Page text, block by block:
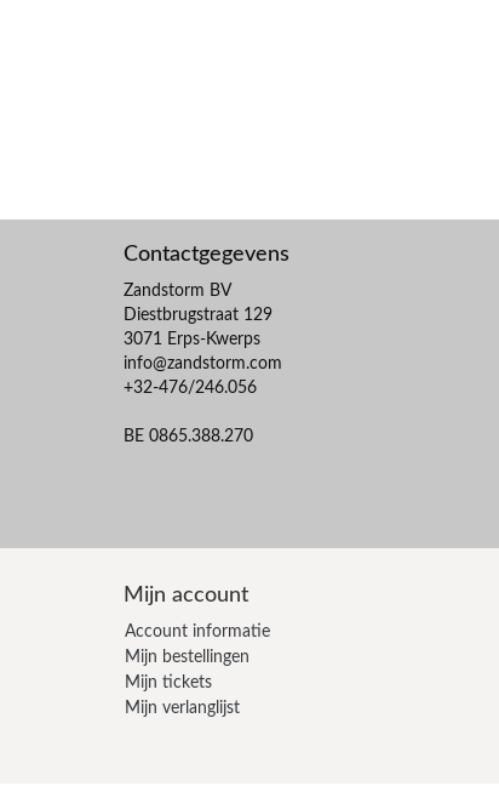
Contactgegevens
Zandstorm BV
Diestbrugstraat 129
3071 Erps-Kwerps
info@zandstorm.com
+32-476/246.056
BE 0865.388.270
Mijn account
Account informatie
Mijn bestellingen
Mijn tickets
Mijn verlanglijst